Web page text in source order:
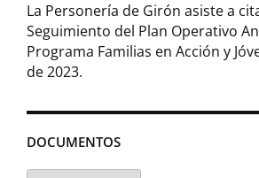
DOCUMENTOS
La Personería de Girón asiste a
Seguimiento del Plan Operativo
Programa Familias en Acción y
de 2023.